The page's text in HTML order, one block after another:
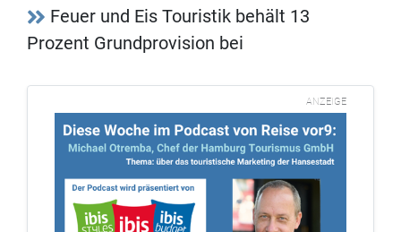
Feuer und Eis Touristik behält 13
Prozent Grundprovision bei
ANZEIGE